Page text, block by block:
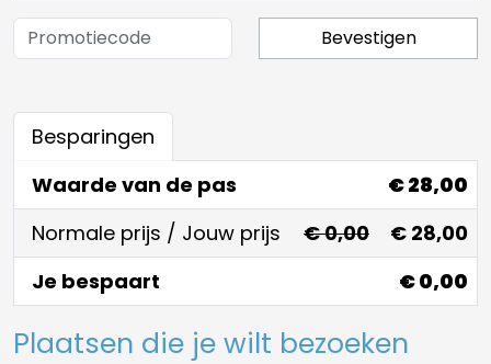
Bevestigen
Besparingen
Waarde van de pas
€ 28,00
Normale prijs / Jouw prijs
€ 0,00
€ 28,00
Je bespaart
€ 0,00
Plaatsen die je wilt bezoeken